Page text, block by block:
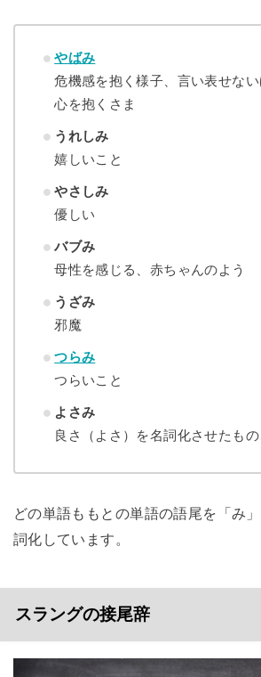
やばみ
危機感を抱く様子、言い表せな
心を抱くさま
うれしみ
嬉しいこと
やさしみ
優しい
バブみ
母性を感じる、赤ちゃんのよう
うざみ
邪魔
つらみ
つらいこと
よさみ
良さ（よさ）を名詞化させたも
どの単語ももとの単語の語尾を「み
詞化しています。
スラングの接尾辞